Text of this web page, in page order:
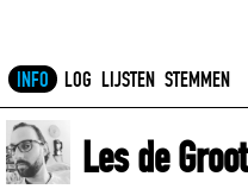
INFO LOG LIJSTEN STEMMEN
Les de Groot